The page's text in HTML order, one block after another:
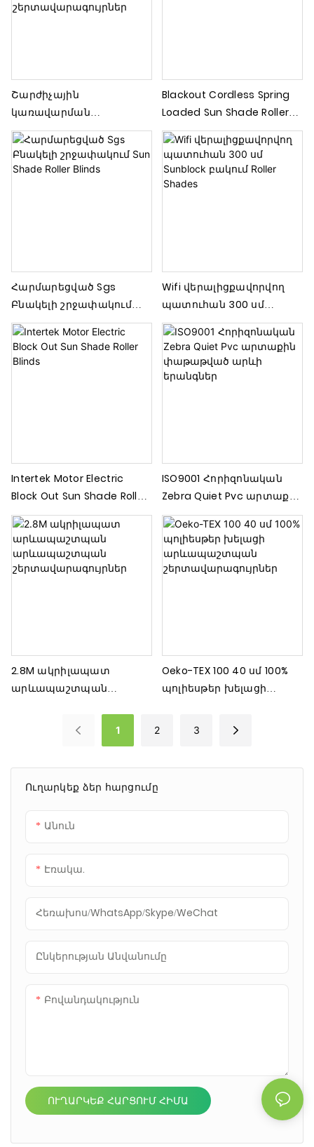
Ուղարկեք ձեր հարցումը
Անուն
Էռակա.
Հեռախոս/WhatsApp/Skype/WeChat
Ընկերության Անվանումը
Բովանդակություն
ՈՒՂԱՐԿԵՔ ՀԱՐՑՈՒՄ ՀԻՄԱ
Շարժիչային
կառավարման
պատուհանի երանգային
արևի ստվերային
շերտավարագույրներ
Blackout Cordless Spring
Loaded Sun Shade Roller
Blinds
Հարմարեցված Sgs
Բնակելի շրջափակում
Sun Shade Roller Blinds
Wifi վերալիցքավորվող
պատուհան 300 սմ
Sunblock բակում Roller
Shades
Intertek Motor Electric
Block Out Sun Shade Roller
Blinds
ISO9001 Հորիզոնական
Zebra Quiet Pvc արտաքին
փաթաթված արևի
երանգներ
2.8M ակրիլապատ
արևապաշտպան
շերտավարագույրներ
Oeko-TEX 100 40 սմ 100%
պոլիեսթեր խելացի
շերտավարագույրներ
1 2 3